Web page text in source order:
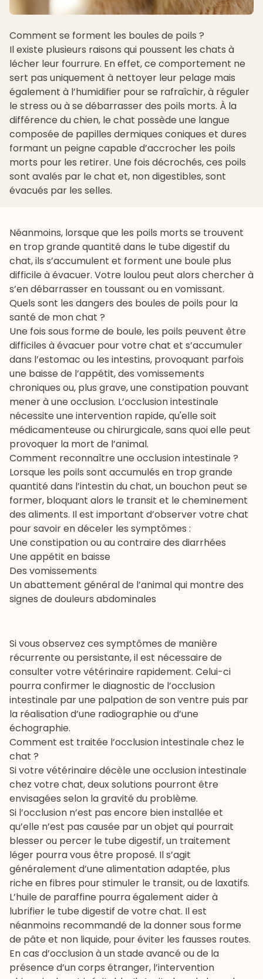
Comment se forment les boules de poils ?
Il existe plusieurs raisons qui poussent les chats à
lécher leur fourrure. En effet, ce comportement ne
sert pas uniquement à nettoyer leur pelage mais
également à l’humidifier pour se rafraîchir, à réguler
le stress ou à se débarrasser des poils morts. À la
différence du chien, le chat possède une langue
composée de papilles dermiques coniques et dures
formant un peigne capable d’accrocher les poils
morts pour les retirer. Une fois décrochés, ces poils
sont avalés par le chat et, non digestibles, sont
évacués par les selles.
Néanmoins, lorsque que les poils morts se trouvent
en trop grande quantité dans le tube digestif du
chat, ils s’accumulent et forment une boule plus
difficile à évacuer. Votre loulou peut alors chercher à
s’en débarrasser en toussant ou en vomissant.
Quels sont les dangers des boules de poils pour la
santé de mon chat ?
Une fois sous forme de boule, les poils peuvent être
difficiles à évacuer pour votre chat et s’accumuler
dans l’estomac ou les intestins, provoquant parfois
une baisse de l’appétit, des vomissements
chroniques ou, plus grave, une constipation pouvant
mener à une occlusion. L’occlusion intestinale
nécessite une intervention rapide, qu'elle soit
médicamenteuse ou chirurgicale, sans quoi elle peut
provoquer la mort de l’animal.
Comment reconnaître une occlusion intestinale ?
Lorsque les poils sont accumulés en trop grande
quantité dans l’intestin du chat, un bouchon peut se
former, bloquant alors le transit et le cheminement
des aliments. Il est important d’observer votre chat
pour savoir en déceler les symptômes :
Une constipation ou au contraire des diarrhées
Une appétit en baisse
Des vomissements
Un abattement général de l’animal qui montre des
signes de douleurs abdominales
Si vous observez ces symptômes de manière
récurrente ou persistante, il est nécessaire de
consulter votre vétérinaire rapidement. Celui-ci
pourra confirmer le diagnostic de l’occlusion
intestinale par une palpation de son ventre puis par
la réalisation d’une radiographie ou d’une
échographie.
Comment est traitée l’occlusion intestinale chez le
chat ?
Si votre vétérinaire décèle une occlusion intestinale
chez votre chat, deux solutions pourront être
envisagées selon la gravité du problème.
Si l’occlusion n’est pas encore bien installée et
qu’elle n’est pas causée par un objet qui pourrait
blesser ou percer le tube digestif, un traitement
léger pourra vous être proposé. Il s’agit
généralement d’une alimentation adaptée, plus
riche en fibres pour stimuler le transit, ou de laxatifs.
L’huile de paraffine pourra également aider à
lubrifier le tube digestif de votre chat. Il est
néanmoins recommandé de la donner sous forme
de pâte et non liquide, pour éviter les fausses routes.
En cas d’occlusion à un stade avancé ou de la
présence d’un corps étranger, l’intervention